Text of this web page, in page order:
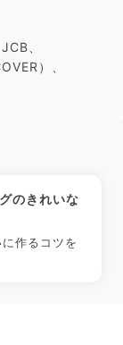
、
）、
のきれいな
作るコツを